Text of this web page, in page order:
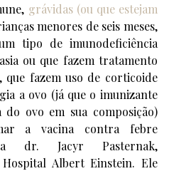
grávidas (ou que estejam
menores de seis meses,
tipo de imunodeficiência
ou que fazem tratamento
que fazem uso de corticoide
a ovo (já que o imunizante
ovo em sua composição)
a vacina contra febre
dr. Jacyr Pasternak,
Albert Einstein. Ele